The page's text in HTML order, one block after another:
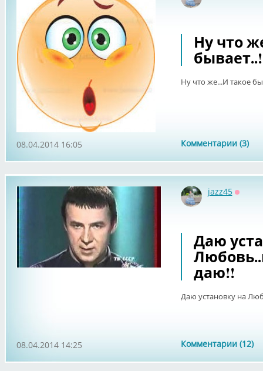
Ну что
Ну что же...И такое
Комментарии (3)
08.04.2014 16:05
jazz45
Даю
даю!!
Даю установку на
Комментарии (12)
08.04.2014 14:25